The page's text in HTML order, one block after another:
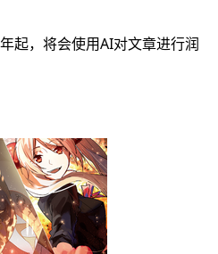
起，将会使用AI对文章进行润